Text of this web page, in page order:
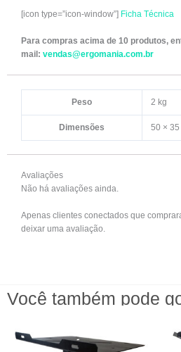
[icon type=”icon-window”] Ficha Técnica
Para compras acima de 10 produtos,
mail: vendas@ergomania.com.br
Peso 2 kg
Dimensões 50 ×
Avaliações
Não há avaliações ainda.
Apenas clientes conectados que
deixar uma avaliação.
Você também pode